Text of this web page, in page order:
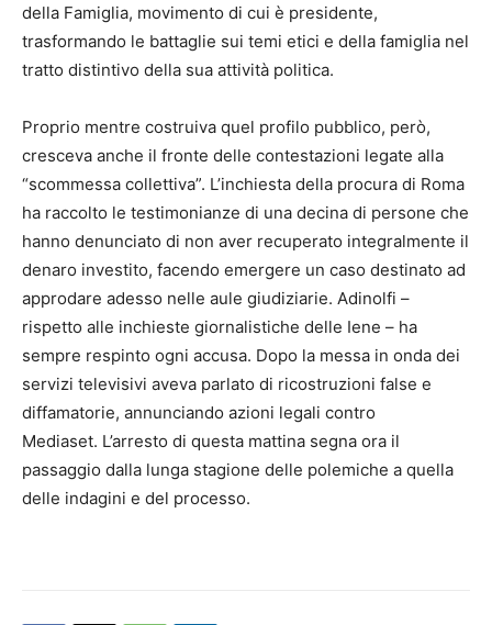
della Famiglia, movimento di cui è presidente,
trasformando le battaglie sui temi etici e della famiglia nel
tratto distintivo della sua attività politica.
Proprio mentre costruiva quel profilo pubblico, però,
cresceva anche il fronte delle contestazioni legate alla
“scommessa collettiva”. L’inchiesta della procura di Roma
ha raccolto le testimonianze di una decina di persone che
hanno denunciato di non aver recuperato integralmente il
denaro investito, facendo emergere un caso destinato ad
approdare adesso nelle aule giudiziarie. Adinolfi –
rispetto alle inchieste giornalistiche delle Iene – ha
sempre respinto ogni accusa. Dopo la messa in onda dei
servizi televisivi aveva parlato di ricostruzioni false e
diffamatorie, annunciando azioni legali contro
Mediaset. L’arresto di questa mattina segna ora il
passaggio dalla lunga stagione delle polemiche a quella
delle indagini e del processo.